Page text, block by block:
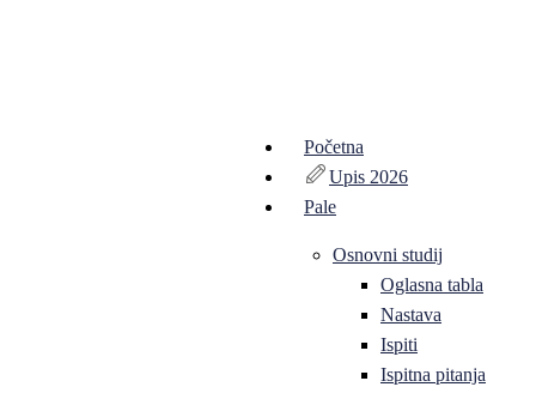
Početna
Upis 2026
Pale
Osnovni studij
Oglasna tabla
Nastava
Ispiti
Ispitna pitanja